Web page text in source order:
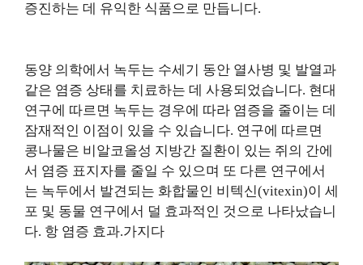
증진하는 데 유익한 식품으로 만듭니다.
동양 의학에서 녹두는 수세기 동안 열사병 및 발열과
같은 염증 상태를 치료하는 데 사용되었습니다. 현대
연구에 따르면 녹두는 경우에 따라 염증을 줄이는 데
잠재적인 이점이 있을 수 있습니다. 연구에 따르면
콩나물은 비알코올성 지방간 질환이 있는 쥐의 간에
서 염증 표지자를 줄일 수 있으며 또 다른 연구에서
는 녹두에서 발견되는 화합물인 비텍신(vitexin)이 세
포 및 동물 연구에서 덜 효과적인 것으로 나타났습니
다. 항 염증 효과.가지다